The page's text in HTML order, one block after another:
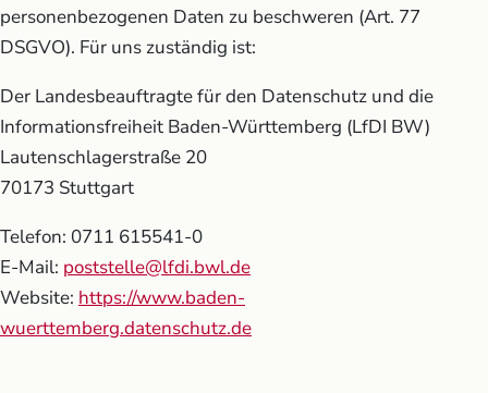
personenbezogenen Daten zu beschweren (Art. 77
DSGVO). Für uns zuständig ist:
Der Landesbeauftragte für den Datenschutz und die
Informationsfreiheit Baden-Württemberg (LfDI BW)
Lautenschlagerstraße 20
70173 Stuttgart
Telefon: 0711 615541-0
E-Mail: poststelle@lfdi.bwl.de
Website: https://www.baden-
wuerttemberg.datenschutz.de